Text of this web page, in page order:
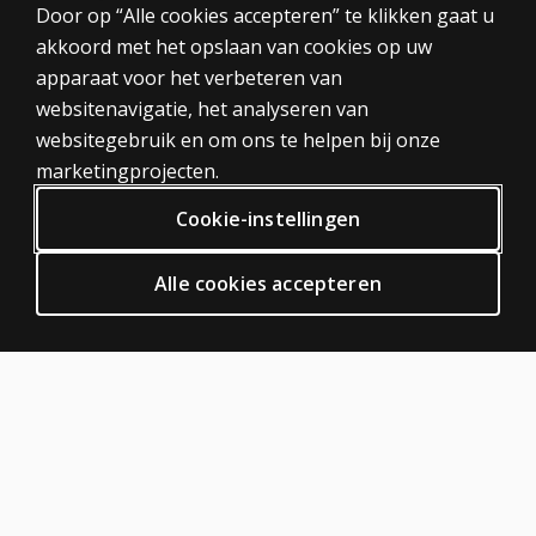
Vragenlijsten
Score-overzicht
Nakijksleutels.
Al onze producten zijn auteursrechtelijk beschermd.
CATEGORIEËN
Tests
Trainingen
Digitaal
PRIVACY BELEID
Privacy
Algemene Verordening Gegevensbescherming (AVG)
ODR
Door op “Alle cookies accepteren” te klikken gaat u
akkoord met het opslaan van cookies op uw
apparaat voor het verbeteren van
websitenavigatie, het analyseren van
websitegebruik en om ons te helpen bij onze
marketingprojecten.
Cookie-instellingen
Alle cookies accepteren